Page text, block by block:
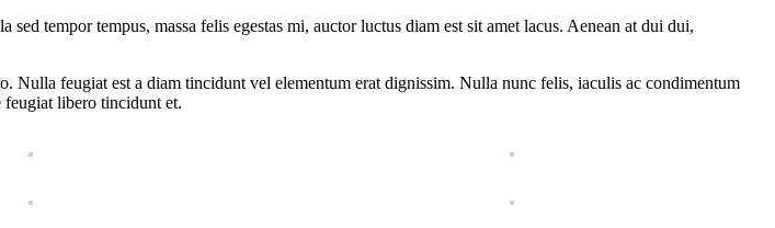
tempor tempus, massa felis egestas mi, auctor luctus diam est sit amet lacus. Aenean at dui dui,
Nulla feugiat est a diam tincidunt vel elementum erat dignissim. Nulla nunc felis, iaculis ac condimentum
libero tincidunt et.